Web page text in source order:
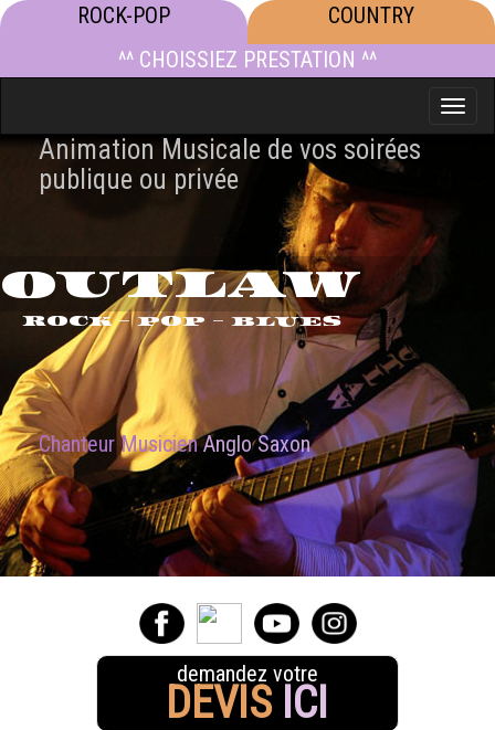
ROCK-POP
COUNTRY
^^ CHOISSIEZ PRESTATION ^^
Toggle
Animation Musicale de vos soirées
publique ou privée
OUTLAW
ROCK - POP - BLUES
Chanteur MusicienAnglo Saxon
demandez votre
DEVIS ICI